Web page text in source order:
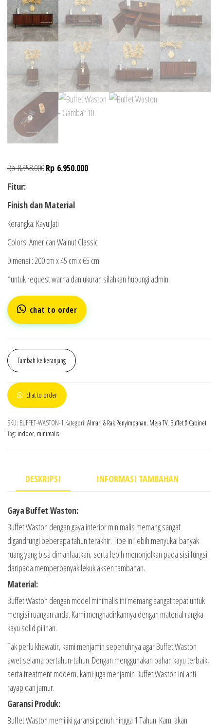
Rp8.358.000Rp 6.950.000
Fitur:
Finish dan Material
Kerangka: Kayu Jati
Colors: American Walnut Classic
Dimensi : 200 cm x 45 cm x 65 cm
*untuk request warna dan ukuran silahkan hubungi admin.
chat to order
Tambah ke keranjang
chat to order
SKU: BUFFET-WASTON-1 Kategori: Almari & Rak Penyimpanan, Meja TV, Buffet & Cabinet
Tag: indoor, minimalis
DESKRIPSI INFORMASI TAMBAHAN
Gaya Buffet Waston:
Buffet Waston dengan gaya interior minimalis memang sangat
digandrungi beberapa tahun terakhir. Tipe ini lebih menyukai banyak
ruang yang bisa dimanfaatkan, serta lebih menonjolkan pada sisi fungsi
daripada memperbanyak lekuk aksen tambahan.
Material:
Buffet Waston dengan model minimalis ini memang sangat tepat untuk
mengisi ruangan anda. Kami menghadirkannya dengan material rangka
kayu solid pilihan.
Tak perlu khawatir, kami menjamin sepenuhnya agar Buffet Waston
awet selama bertahun-tahun. Dengan menggunakan bahan kayu terbaik,
serta treatment modern, kami juga menjamin Buffet Waston ini anti
rayap dan jamur.
Garansi Produk:
Buffet Waston memiliki garansi penuh hingga 1 Tahun. Kami akan